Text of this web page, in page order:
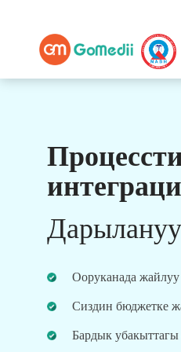
Ооруканада
Сиздин бюджетке
Бардык
Биздин артыкчылыктар
Пост
көрүү
Ар дайым көйгөйлөрүңүздү
дарылоо